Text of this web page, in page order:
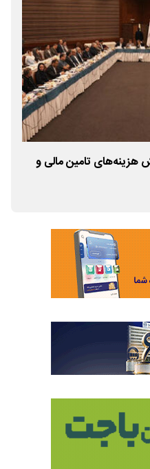
هزینه‌های تامین مالی و